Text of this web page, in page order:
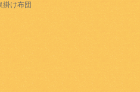
掛け布団